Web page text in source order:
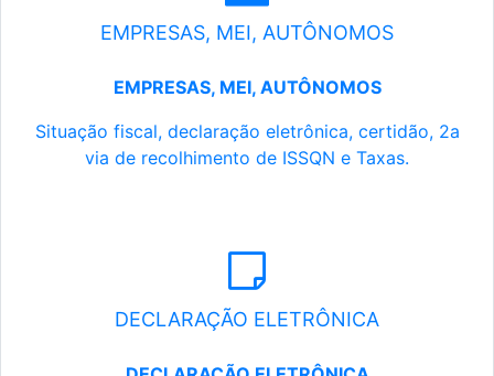
EMPRESAS, MEI, AUTÔNOMOS
EMPRESAS, MEI, AUTÔNOMOS
Situação fiscal, declaração eletrônica, certidão, 2a
via de recolhimento de ISSQN e Taxas.
DECLARAÇÃO ELETRÔNICA